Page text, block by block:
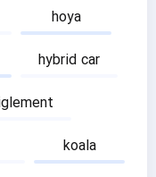
hoya
hybrid car
koala